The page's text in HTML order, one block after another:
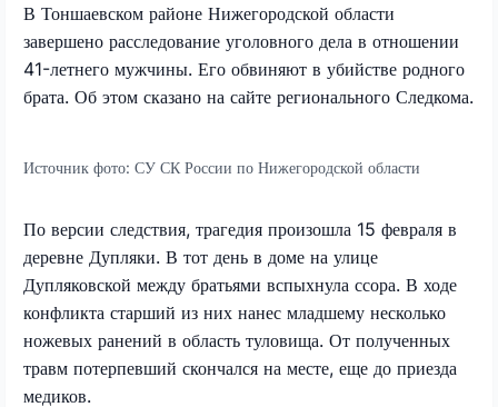
В Тоншаевском районе Нижегородской области
завершено расследование уголовного дела в отношении
41-летнего мужчины. Его обвиняют в убийстве родного
брата. Об этом сказано на сайте регионального Следкома.
Источник фото: СУ СК России по Нижегородской области
По версии следствия, трагедия произошла 15 февраля в
деревне Дупляки. В тот день в доме на улице
Дупляковской между братьями вспыхнула ссора. В ходе
конфликта старший из них нанес младшему несколько
ножевых ранений в область туловища. От полученных
травм потерпевший скончался на месте, еще до приезда
медиков.